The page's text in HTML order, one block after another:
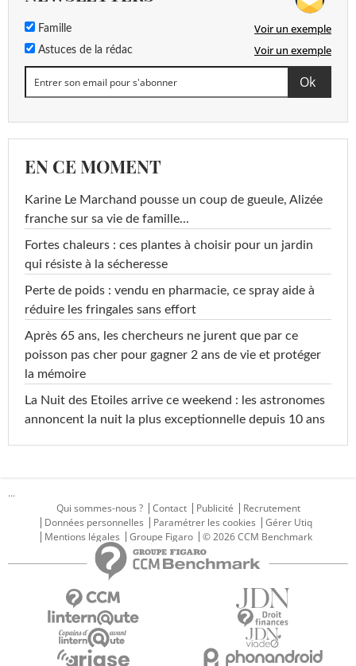
Famille Voir un exemple
Astuces de la rédac Voir un exemple
EN CE MOMENT
Karine Le Marchand pousse un coup de gueule, Alizée
franche sur sa vie de famille...
Fortes chaleurs : ces plantes à choisir pour un jardin
qui résiste à la sécheresse
Perte de poids : vendu en pharmacie, ce spray aide à
réduire les fringales sans effort
Après 65 ans, les chercheurs ne jurent que par ce
poisson pas cher pour gagner 2 ans de vie et protéger
la mémoire
La Nuit des Etoiles arrive ce weekend : les astronomes
annoncent la nuit la plus exceptionnelle depuis 10 ans
...
Qui sommes-nous ?
Contact Publicité
Recrutement
Données personnelles
Paramétrer les cookies
Gérer Utiq
Mentions légales
Groupe Figaro © 2026 CCM Benchmark